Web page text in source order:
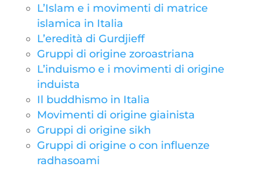
L’Islam e i movimenti di matrice
islamica in Italia
L’eredità di Gurdjieff
Gruppi di origine zoroastriana
L’induismo e i movimenti di origine
induista
Il buddhismo in Italia
Movimenti di origine giainista
Gruppi di origine sikh
Gruppi di origine o con influenze
radhasoami